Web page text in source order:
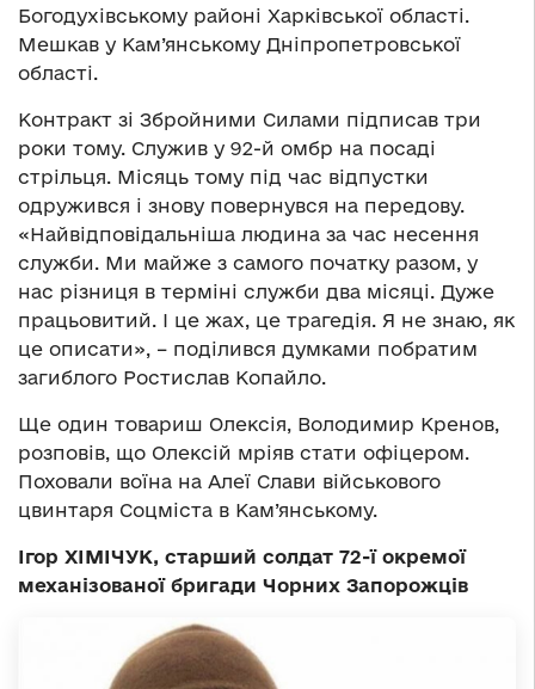
Богодухівському районі Харківської області.
Мешкав у Кам’янському Дніпропетровської
області.
Контракт зі Збройними Силами підписав три
роки тому. Служив у 92-й омбр на посаді
стрільця. Місяць тому під час відпустки
одружився і знову повернувся на передову.
«Найвідповідальніша людина за час несення
служби. Ми майже з самого початку разом, у
нас різниця в терміні служби два місяці. Дуже
працьовитий. І це жах, це трагедія. Я не знаю, як
це описати», – поділився думками побратим
загиблого Ростислав Копайло.
Ще один товариш Олексія, Володимир Кренов,
розповів, що Олексій мріяв стати офіцером.
Поховали воїна на Алеї Слави військового
цвинтаря Соцміста в Кам’янському.
Ігор ХІМІЧУК, старший солдат 72-ї окремої
механізованої бригади Чорних Запорожців